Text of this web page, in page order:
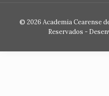
© 2026 Academia Cearense
Reservados -